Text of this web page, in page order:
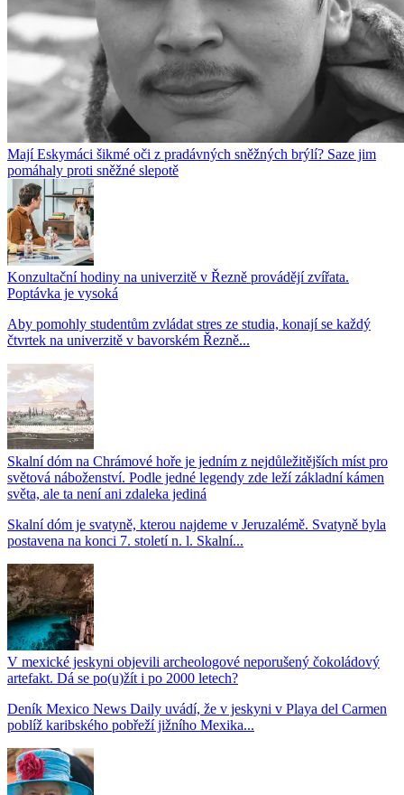
Mají Eskymáci šikmé oči z pradávných sněžných brýlí? Saze jim
pomáhaly proti sněžné slepotě
Konzultační hodiny na univerzitě v Řezně provádějí zvířata.
Poptávka je vysoká
Aby pomohly studentům zvládat stres ze studia, konají se každý
čtvrtek na univerzitě v bavorském Řezně...
Skalní dóm na Chrámové hoře je jedním z nejdůležitějších míst pro
světová náboženství. Podle jedné legendy zde leží základní kámen
světa, ale ta není ani zdaleka jediná
Skalní dóm je svatyně, kterou najdeme v Jeruzalémě. Svatyně byla
postavena na konci 7. století n. l. Skalní...
V mexické jeskyni objevili archeologové neporušený čokoládový
artefakt. Dá se po(u)žít i po 2000 letech?
Deník Mexico News Daily uvádí, že v jeskyni v Playa del Carmen
poblíž karibského pobřeží jižního Mexika...